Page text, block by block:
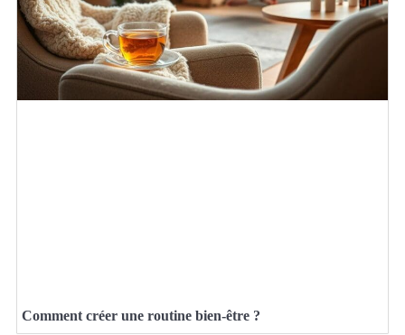
Comment créer une routine bien-être ?